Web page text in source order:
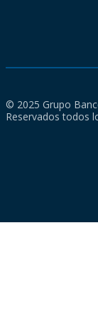
© 2025 Grupo
Reservados todos